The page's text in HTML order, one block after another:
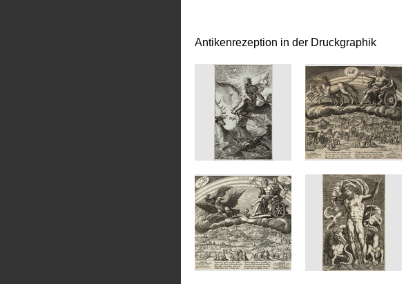
Antikenrezeption in der Druckgraphik